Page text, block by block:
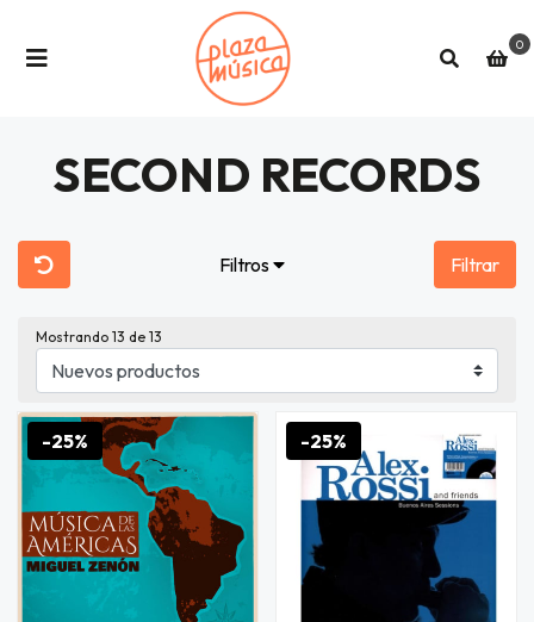
0
SECOND RECORDS
Filtros Filtrar
Mostrando 13 de 13
-25% -25%